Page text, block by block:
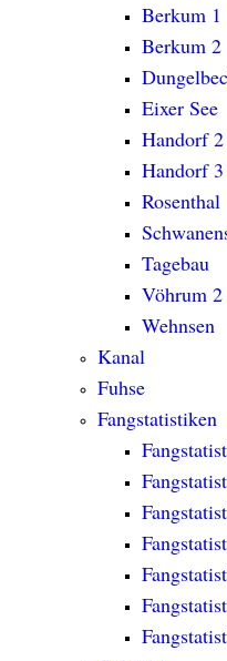
Berkum 1
Berkum 2
Eixer See
Handorf
Handorf
Rosenthal
Tagebau
Vöhrum 2
Wehnsen
Kanal
Fuhse
Fangstatistiken